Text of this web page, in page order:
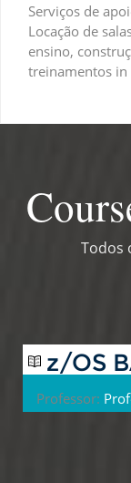
Serviços de
Locação de
ensino,
treinamentos in
Todos
z/OS
Professor: